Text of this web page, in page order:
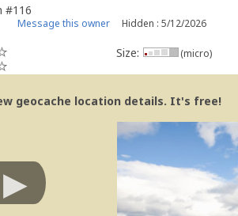
#116
Message this owner Hidden : 5/12/2026
Size: (micro)
geocache location details. It's free!